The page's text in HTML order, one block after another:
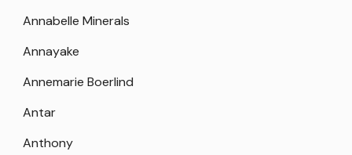
Annabelle Minerals
Annayake
Annemarie Boerlind
Antar
Anthony